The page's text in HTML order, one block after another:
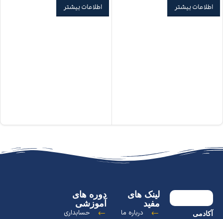
اطلاعات بیشتر اطلاعات بیشتر
آکادمی
لینک های
مفید
درباره ما
دوره های
آموزشی
حسابداری